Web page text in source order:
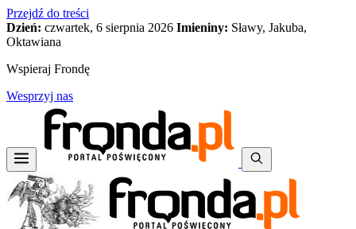
Przejdź do treści
Dzień: czwartek, 6 sierpnia 2026 Imieniny: Sławy, Jakuba,
Oktawiana
Wspieraj Frondę
Wesprzyj nas